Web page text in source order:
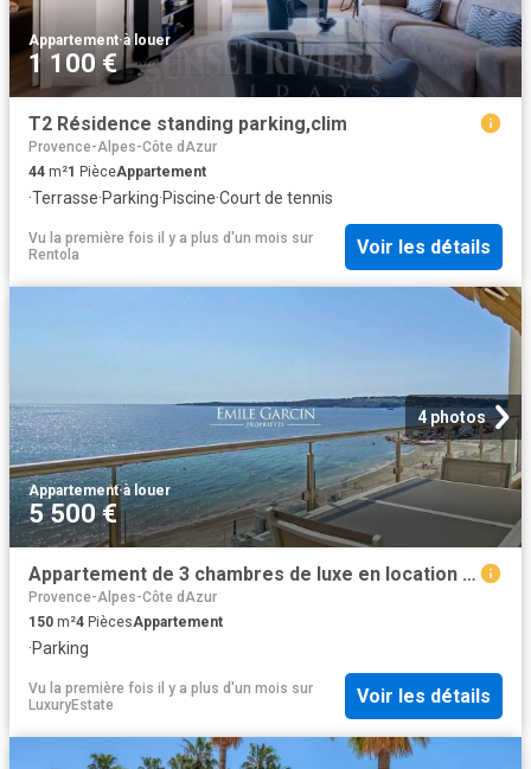
Appartement·à louer
1 100 €
T2 Résidence standing parking,clim
Provence-Alpes-Côte dAzur
44 m²1 PièceAppartement
·Terrasse·Parking·Piscine·Court de tennis
Vu la première fois il y a plus d'un mois sur
Rentola
Voir les détails
4 photos
Appartement·à louer
5 500 €
Appartement de 3 chambres de luxe en location à Cannes, France
Provence-Alpes-Côte dAzur
150 m²4 PiècesAppartement
·Parking
Vu la première fois il y a plus d'un mois sur
LuxuryEstate
Voir les détails